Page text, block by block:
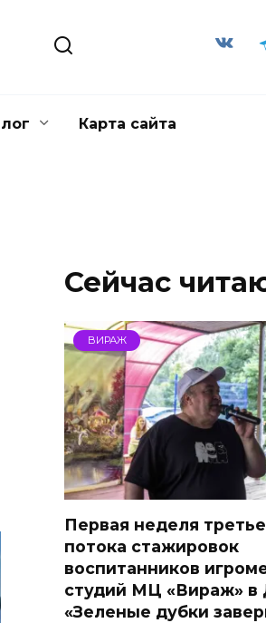
Карта сайта
Сейчас
ВИРАЖ
Первая неделя
потока стажировок
воспитанников
студий МЦ «Вираж»
«Зеленые дубки